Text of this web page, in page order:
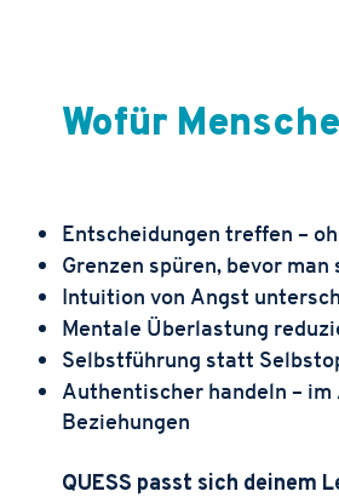
Wofür
Entscheidungen treffen –
Grenzen spüren, bevor
Intuition von Angst
Mentale Überlastung
Selbstführung statt
Authentischer handeln –
Beziehungen
QUESS passt sich deinem